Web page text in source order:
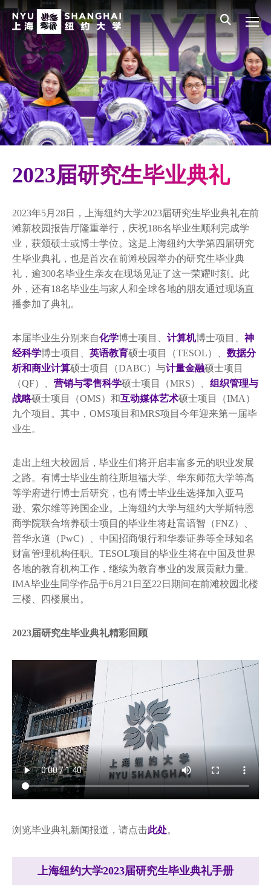
English 员工登录 All NYU
Main Menu CN
本科生教育
研究生项目
硕士研究生教育
博士研究生教育
研究奖学金计划
毕业典礼
研究生项目新闻
研究生校友
非学历教育
图书馆
2023届研究生毕业典礼
2023年5月28日，上海纽约大学2023届研究生毕业典礼在前
滩新校园报告厅隆重举行，庆祝186名毕业生顺利完成学
业，获颁硕士或博士学位。这是上海纽约大学第四届研究
生毕业典礼，也是首次在前滩校园举办的研究生毕业典
礼，逾300名毕业生亲友在现场见证了这一荣耀时刻。此
外，还有18名毕业生与家人和全球各地的朋友通过现场直
播参加了典礼。
本届毕业生分别来自化学博士项目、 计算机博士项目、神
经科学博士项目、 英语教育硕士项目（TESOL）、 数据分
析和商业计算硕士项目（DABC）与计量金融硕士项目
（QF）、 营销与零售科学硕士项目（MRS）、 组织管理与
战略硕士项目（OMS）和互动媒体艺术硕士项目（IMA）
九个项目。其中，OMS项目和MRS项目今年迎来第一届毕
业生。
走出上纽大校园后，毕业生们将开启丰富多元的职业发展
之路。有博士毕业生前往斯坦福大学、华东师范大学等高
等学府进行博士后研究，也有博士毕业生选择加入亚马
逊、索尔维等跨国企业。上海纽约大学与纽约大学斯特恩
商学院联合培养硕士项目的毕业生将赴富谙智（FNZ）、
普华永道（PwC）、中国招商银行和华泰证券等全球知名
财富管理机构任职。TESOL项目的毕业生将在中国及世界
各地的教育机构工作，继续为教育事业的发展贡献力量。
IMA毕业生同学作品于6月21日至22日期间在前滩校园北楼
三楼、四楼展出。
2023届研究生毕业典礼精彩回顾
浏览毕业典礼新闻报道，请点击此处。
上海纽约大学2023届研究生毕业典礼手册